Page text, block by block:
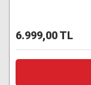
6.999,00 TL